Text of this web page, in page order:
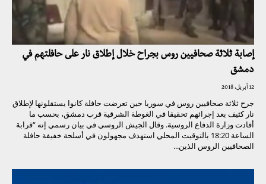
إصابة ثلاثة صحافيين روس بجراح خلال إطلاق نار على حافلتهم في
دمشق
12 أبريل، 2018
جرح ثلاثة صحافيين روس في سوريا حين تعرضت حافلة كانوا يستقلونها لإطلاق
نار كثيف بعد إجرائهم تحقيقا في الغوطة الشرقية قرب دمشق، بحسب ما
أفادت وزارة الدفاع الروسية. وقال الجيش الروسي في بيان رسمي إنه “قرابة
الساعة 18:20 بالتوقيت المحلي استهدف مجهولون في أسلحة خفيفة حافلة
الصحافيين الروس الذين...